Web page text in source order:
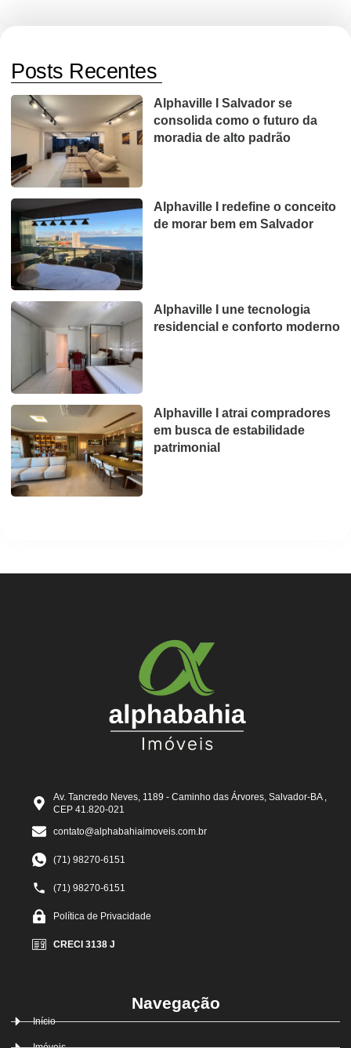
Posts Recentes
Alphaville I Salvador se
consolida como o futuro da
moradia de alto padrão
Alphaville I redefine o conceito
de morar bem em Salvador
Alphaville I une tecnologia
residencial e conforto moderno
Alphaville I atrai compradores
em busca de estabilidade
patrimonial
Av. Tancredo Neves, 1189 - Caminho das Árvores, Salvador-BA ,
CEP 41.820-021
contato@alphabahiaimoveis.com.br
(71) 98270-6151
(71) 98270-6151
Política de Privacidade
CRECI 3138 J
Navegação
Início